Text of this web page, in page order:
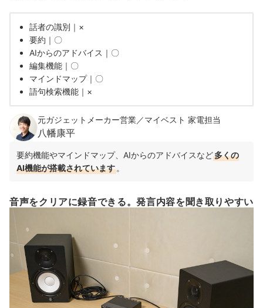
話者の識別｜×
要約｜〇
AIからのアドバイス｜〇
編集機能｜〇
マインドマップ｜〇
語句検索機能｜×
元ガジェットメーカー営業／マイベスト 家電担当
八幡康平
要約機能やマインドマップ、AIからのアドバイスなど多くの
AI機能が搭載されています 。
音声をクリアに録音できる。発言内容を聞き取りやすい